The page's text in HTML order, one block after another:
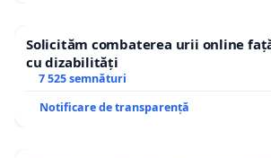
Solicităm combaterea urii online
cu dizabilități
7 525 semnături
Notificare de transparență